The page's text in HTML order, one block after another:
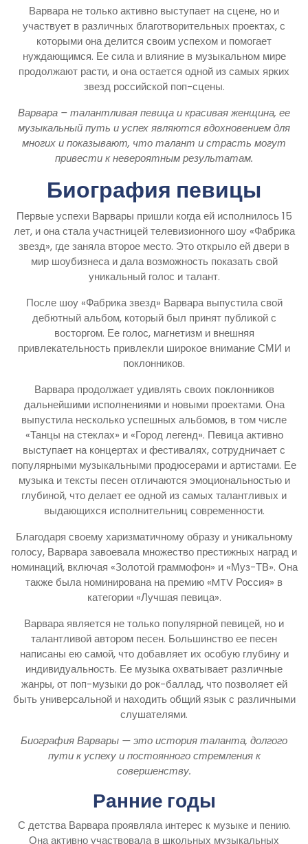
Варвара не только активно выступает на сцене, но и
участвует в различных благотворительных проектах, с
которыми она делится своим успехом и помогает
нуждающимся. Ее сила и влияние в музыкальном мире
продолжают расти, и она остается одной из самых ярких
звезд российской поп-сцены.
Варвара – талантливая певица и красивая женщина, ее
музыкальный путь и успех являются вдохновением для
многих и показывают, что талант и страсть могут
привести к невероятным результатам.
Биография певицы
Первые успехи Варвары пришли когда ей исполнилось 15
лет, и она стала участницей телевизионного шоу «Фабрика
звезд», где заняла второе место. Это открыло ей двери в
мир шоубизнеса и дала возможность показать свой
уникальный голос и талант.
После шоу «Фабрика звезд» Варвара выпустила свой
дебютный альбом, который был принят публикой с
восторгом. Ее голос, магнетизм и внешняя
привлекательность привлекли широкое внимание СМИ и
поклонников.
Варвара продолжает удивлять своих поклонников
дальнейшими исполнениями и новыми проектами. Она
выпустила несколько успешных альбомов, в том числе
«Танцы на стеклах» и «Город легенд». Певица активно
выступает на концертах и фестивалях, сотрудничает с
популярными музыкальными продюсерами и артистами. Ее
музыка и тексты песен отличаются эмоциональностью и
глубиной, что делает ее одной из самых талантливых и
выдающихся исполнительниц современности.
Благодаря своему харизматичному образу и уникальному
голосу, Варвара завоевала множество престижных наград и
номинаций, включая «Золотой граммофон» и «Муз-ТВ». Она
также была номинирована на премию «MTV Россия» в
категории «Лучшая певица».
Варвара является не только популярной певицей, но и
талантливой автором песен. Большинство ее песен
написаны ею самой, что добавляет их особую глубину и
индивидуальность. Ее музыка охватывает различные
жанры, от поп-музыки до рок-баллад, что позволяет ей
быть универсальной и находить общий язык с различными
слушателями.
Биография Варвары — это история таланта, долгого
пути к успеху и постоянного стремления к
совершенству.
Ранние годы
С детства Варвара проявляла интерес к музыке и пению.
Она активно участвовала в школьных музыкальных